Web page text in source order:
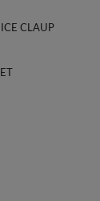
CLAUP